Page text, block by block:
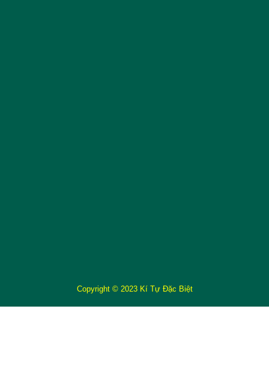
Copyright © 2023 Kí Tự Đặc Biệt